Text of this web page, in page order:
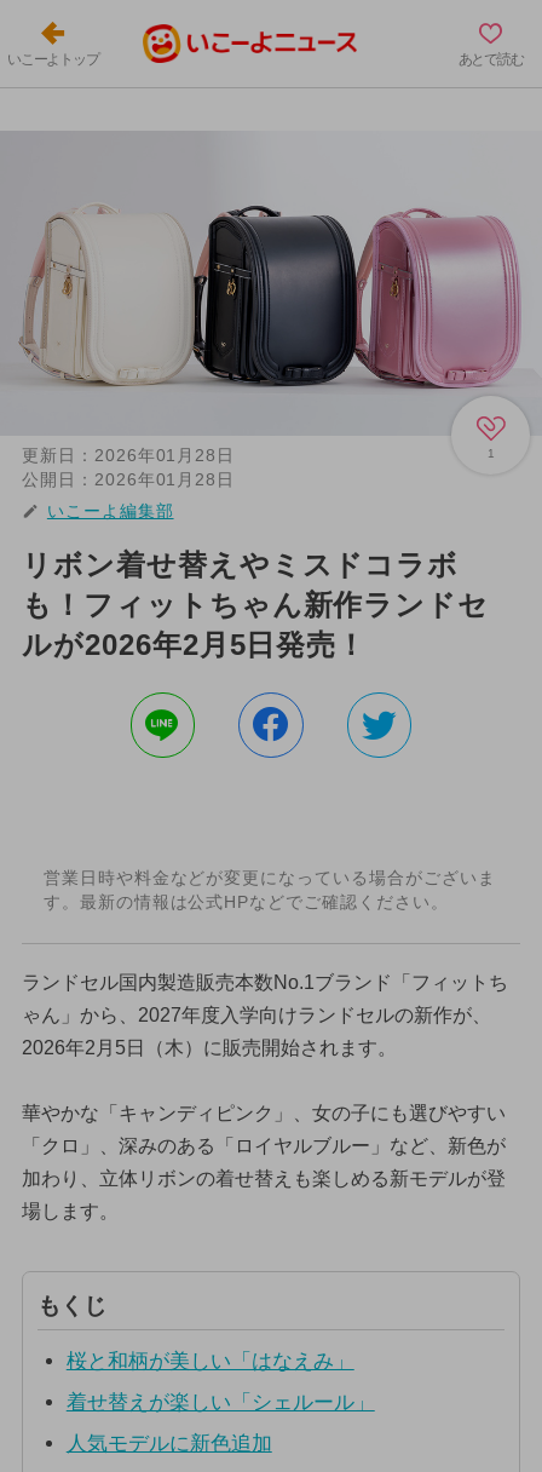
いこーよトップ あとで読む
1
更新日： 2026年01月28日
公開日： 2026年01月28日
いこーよ編集部
リボン着せ替えやミスドコラボ
も！フィットちゃん新作ランドセ
ルが2026年2月5日発売！
営業日時や料金などが変更になっている場合がございま
す。最新の情報は公式HPなどでご確認ください。
ランドセル国内製造販売本数No.1ブランド「フィットち
ゃん」から、2027年度入学向けランドセルの新作が、
2026年2月5日（木）に販売開始されます。
華やかな「キャンディピンク」、女の子にも選びやすい
「クロ」、深みのある「ロイヤルブルー」など、新色が
加わり、立体リボンの着せ替えも楽しめる新モデルが登
場します。
もくじ
桜と和柄が美しい「はなえみ」
着せ替えが楽しい「シェルール」
人気モデルに新色追加